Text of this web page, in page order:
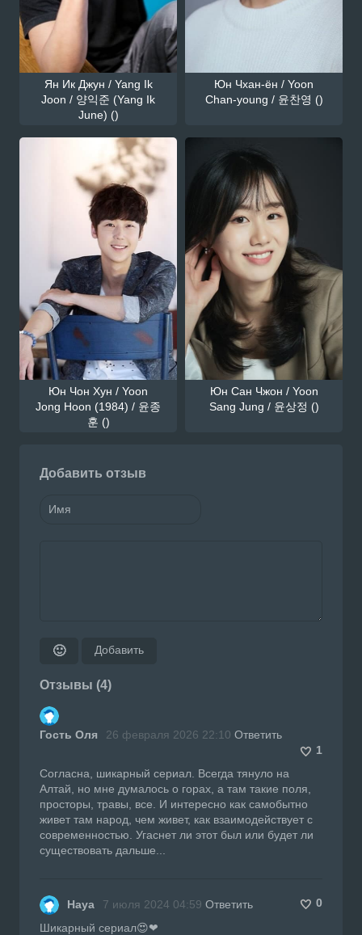
Ян Ик Джун / Yang Ik
Joon / 양익준 (Yang Ik
June) ()
Юн Чхан-ён / Yoon
Chan-young / 윤찬영 ()
Юн Чон Хун / Yoon
Jong Hoon (1984) / 윤종
훈 ()
Юн Сан Чжон / Yoon
Sang Jung / 윤상정 ()
Добавить отзыв
🙂 Добавить
Отзывы (4)
Гость Оля 26 февраля 2026 22:10 Ответить
1
Согласна, шикарный сериал. Всегда тянуло на
Алтай, но мне думалось о горах, а там такие поля,
просторы, травы, все. И интересно как самобытно
живет там народ, чем живет, как взаимодействует с
современностью. Угаснет ли этот был или будет ли
существовать дальше...
Haya 7 июля 2024 04:59 Ответить
0
Шикарный сериал😍❤